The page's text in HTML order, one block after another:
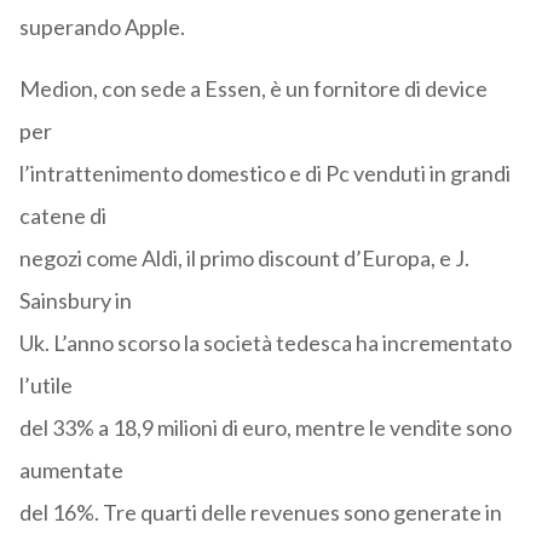
superando Apple.
Medion, con sede a Essen, è un fornitore di device
per
l’intrattenimento domestico e di Pc venduti in grandi
catene di
negozi come Aldi, il primo discount d’Europa, e J.
Sainsbury in
Uk. L’anno scorso la società tedesca ha incrementato
l’utile
del 33% a 18,9 milioni di euro, mentre le vendite sono
aumentate
del 16%. Tre quarti delle revenues sono generate in